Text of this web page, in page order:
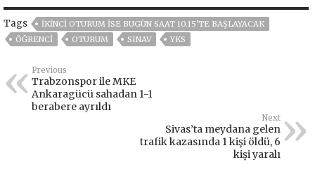
Tags
IKINCI OTURUM ISE BUGÜN SAAT 10.15'TE BAŞLAYACAK
ÖĞRENCI
OTURUM SINAV YKS
Previous
Trabzonspor ile MKE
Ankaragücü sahadan 1-1
berabere ayrıldı
Next
Sivas’ta meydana gelen
trafik kazasında 1 kişi öldü, 6
kişi yaralı